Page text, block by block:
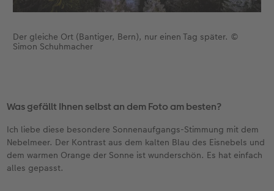
Der gleiche Ort (Bantiger, Bern), nur einen Tag später. ©
Simon Schuhmacher
Was gefällt Ihnen selbst an dem Foto am besten?
Ich liebe diese besondere Sonnenaufgangs-Stimmung mit dem
Nebelmeer. Der Kontrast aus dem kalten Blau des Eisnebels und
dem warmen Orange der Sonne ist wunderschön. Es hat einfach
alles gepasst.